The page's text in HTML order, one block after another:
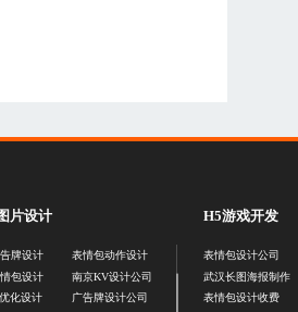
片设计
牌设计
包设计
化设计
表情包动作设计
南京KV设计公司
广告牌设计公司
H5游戏开发
表情包设计公司
武汉长图海报制作
表情包设计收费